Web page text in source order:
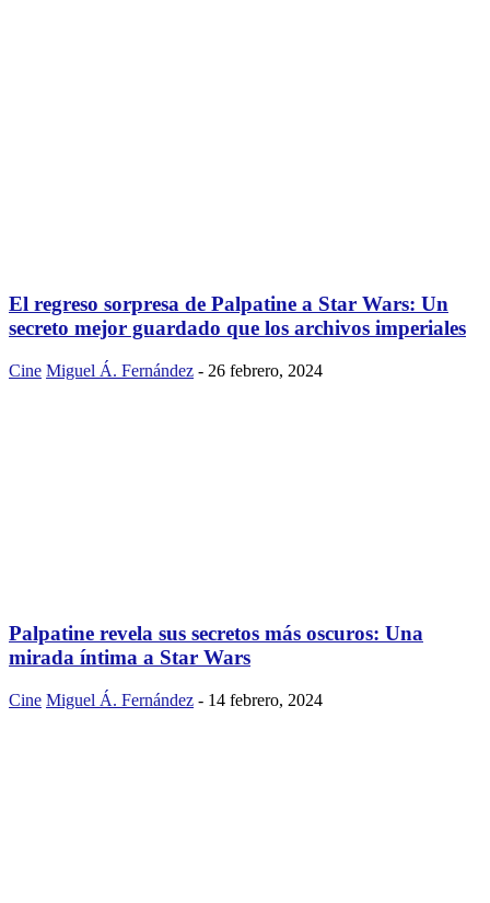
El regreso sorpresa de Palpatine a Star Wars: Un
secreto mejor guardado que los archivos imperiales
Cine Miguel Á. Fernández - 26 febrero, 2024
Palpatine revela sus secretos más oscuros: Una
mirada íntima a Star Wars
Cine Miguel Á. Fernández - 14 febrero, 2024